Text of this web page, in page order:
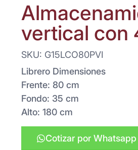
vertical con
SKU: G15LCO80PVI
Librero Dimensiones
Frente: 80 cm
Fondo: 35 cm
Alto: 180 cm
Cotizar por Whatsapp